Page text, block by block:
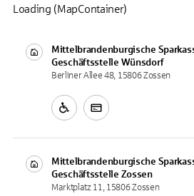
Mittelbrandenburgische
Geschäftsstelle Wünsdorf
Berliner Allee 48, 15806 Zossen
Mittelbrandenburgische
Geschäftsstelle Zossen
Marktplatz 11, 15806 Zossen
Loading (MapContainer)